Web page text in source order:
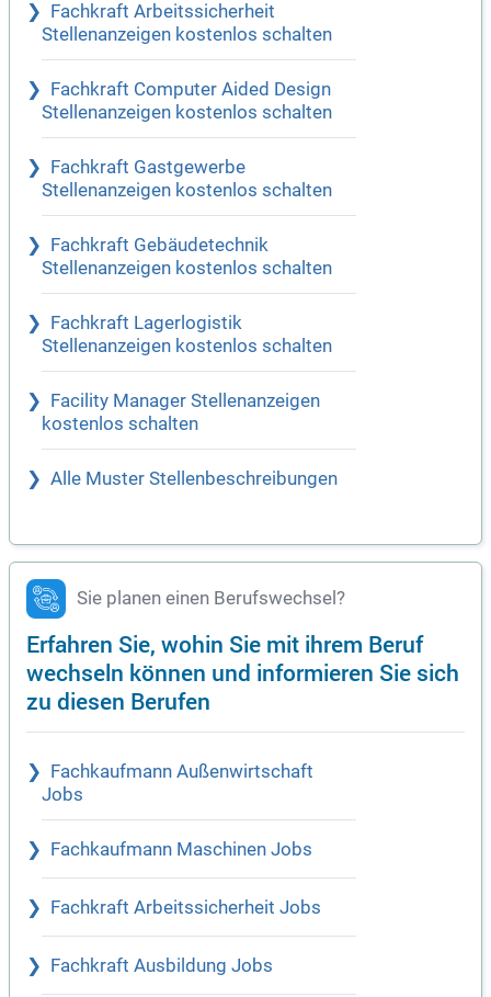
Fachkraft Arbeitssicherheit
Stellenanzeigen kostenlos schalten
Fachkraft Computer Aided Design
Stellenanzeigen kostenlos schalten
Fachkraft Gastgewerbe
Stellenanzeigen kostenlos schalten
Fachkraft Gebäudetechnik
Stellenanzeigen kostenlos schalten
Fachkraft Lagerlogistik
Stellenanzeigen kostenlos schalten
Facility Manager Stellenanzeigen
kostenlos schalten
Alle Muster Stellenbeschreibungen
Sie planen einen Berufswechsel?
Erfahren Sie, wohin Sie mit ihrem Beruf
wechseln können und informieren Sie sich
zu diesen Berufen
Fachkaufmann Außenwirtschaft
Jobs
Fachkaufmann Maschinen Jobs
Fachkraft Arbeitssicherheit Jobs
Fachkraft Ausbildung Jobs